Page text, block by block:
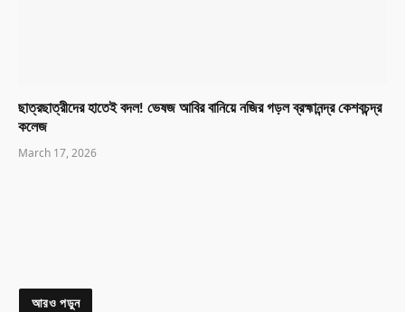
ছাত্রছাত্রীদের হাতেই বদল! ভেষজ আবির বানিয়ে নজির গড়ল ব্রহ্মানন্দ্র কেশবচন্দ্র
কলেজ
March 17, 2026
আরও পড়ুন